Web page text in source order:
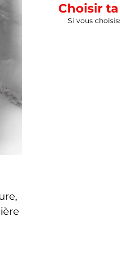
Choisir
Si vous